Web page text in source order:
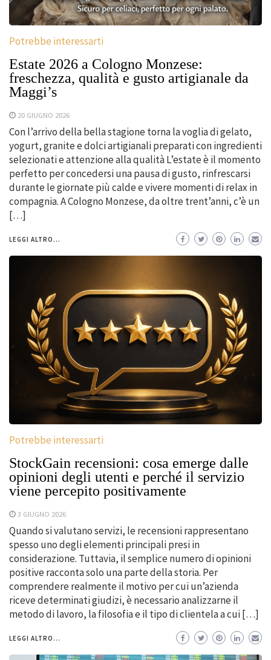
Potrebbe interessarti
Estate 2026 a Cologno Monzese:
freschezza, qualità e gusto artigianale da
Maggi’s
20 GIUGNO 2026
Con l’arrivo della bella stagione torna la voglia di gelato,
yogurt, granite e dolci artigianali preparati con ingredienti
selezionati e attenzione alla qualità L’estate è il momento
perfetto per concedersi una pausa di gusto, rinfrescarsi
durante le giornate più calde e vivere momenti di relax in
compagnia. A Cologno Monzese, da oltre trent’anni, c’è un
[…]
LEGGI ALTRO...
Potrebbe interessarti
StockGain recensioni: cosa emerge dalle
opinioni degli utenti e perché il servizio
viene percepito positivamente
3 GIUGNO 2026
Quando si valutano servizi, le recensioni rappresentano
spesso uno degli elementi principali presi in
considerazione. Tuttavia, il semplice numero di opinioni
positive racconta solo una parte della storia. Per
comprendere realmente il motivo per cui un’azienda
riceve determinati giudizi, è necessario analizzarne il
metodo di lavoro, la filosofia e il tipo di clientela a cui […]
LEGGI ALTRO...